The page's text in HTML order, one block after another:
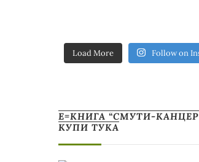
Load More Follow on
Е=КНИГА “СМУТИ-КАНЦЕР
КУПИ ТУКА